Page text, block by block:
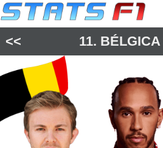
<< 11. BÉLGICA